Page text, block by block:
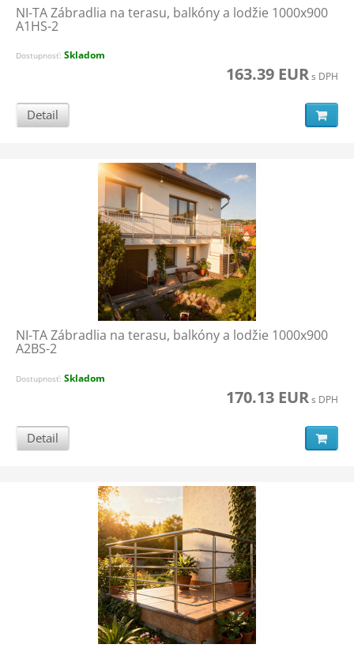
NI-TA Zábradlia na terasu, balkóny a lodžie 1000x900
A1HS-2
Dostupnosť: Skladom
163.39 EURs DPH
Detail
NI-TA Zábradlia na terasu, balkóny a lodžie 1000x900
A2BS-2
Dostupnosť: Skladom
170.13 EURs DPH
Detail